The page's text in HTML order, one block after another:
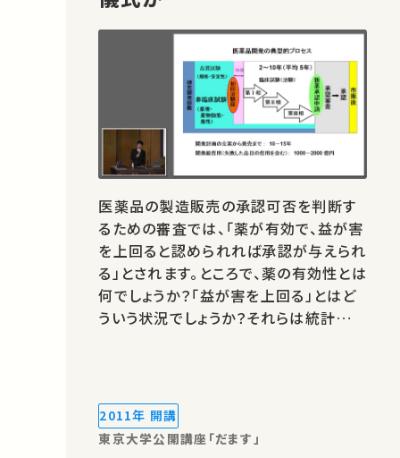
医薬品の製造販売の承認可否を判断す
るための審査では、「薬が有効で、益が害
を上回ると認められれば承認が与えられ
る」とされます。ところで、薬の有効性とは
何でしょうか？「益が害を上回る」とはど
ういう状況でしょうか？それらは統計学や
制の狭間にある重大な「そもそも論」を
実例を使って考えます。
2011年 開講
東京大学公開講座「だます」